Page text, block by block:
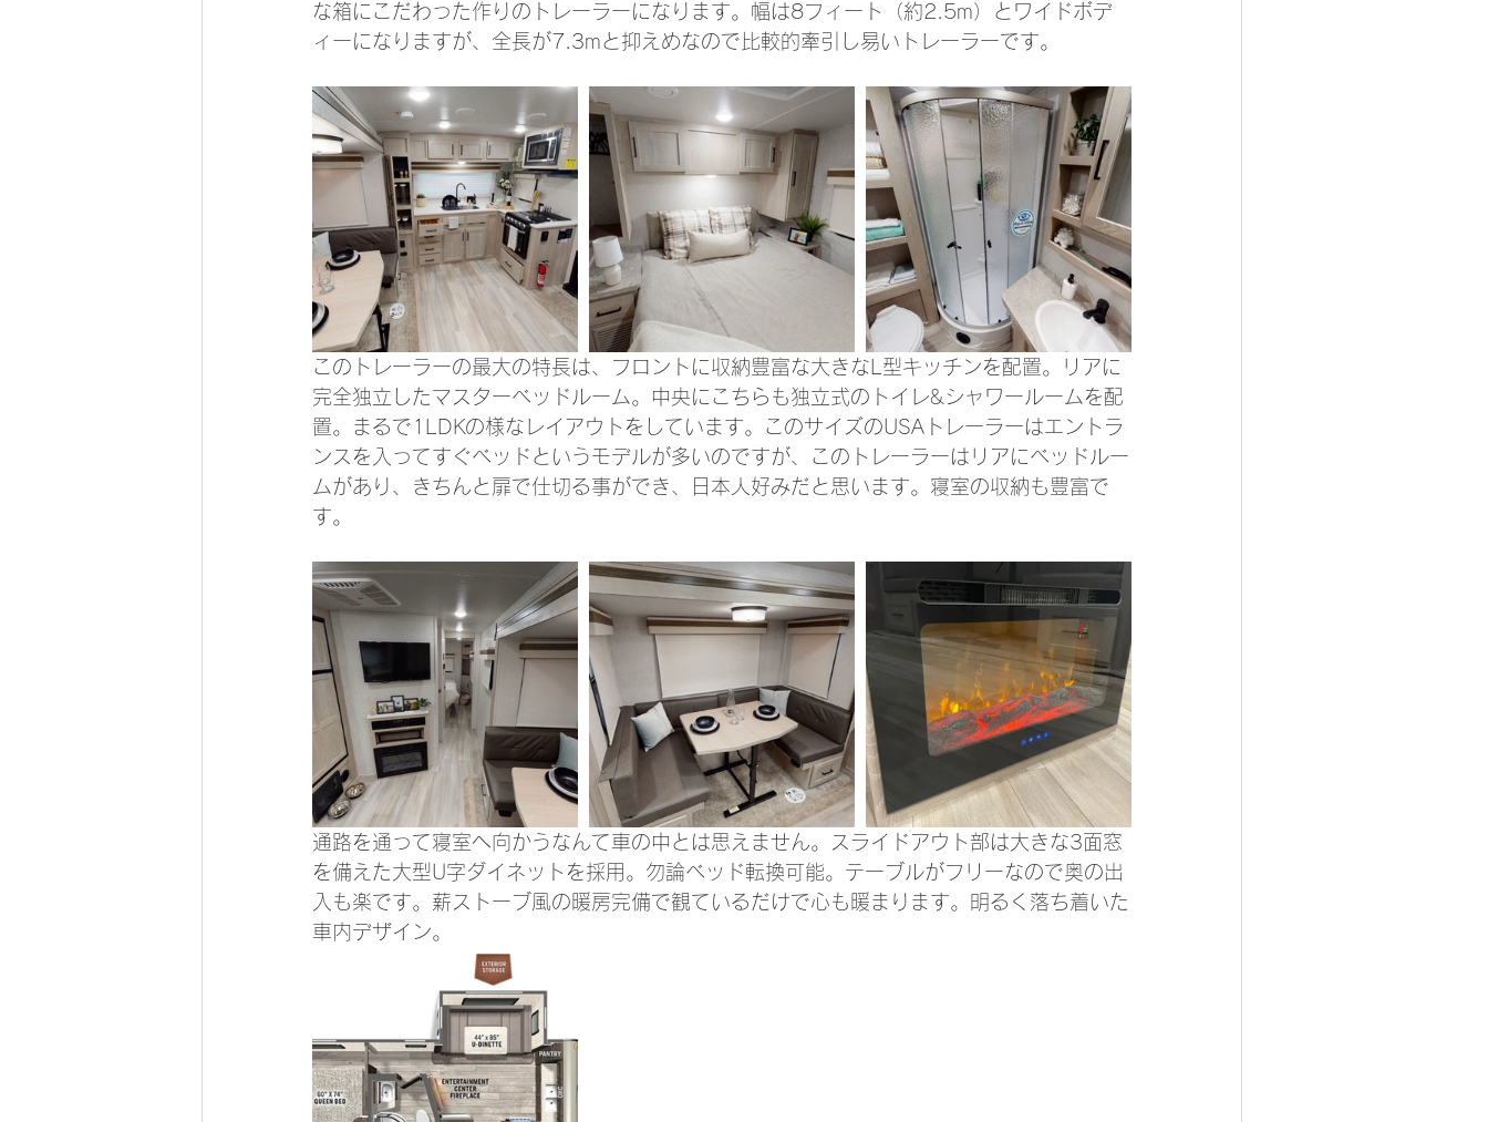
な箱にこだわった作りのトレーラーになります。幅は8フィート（約2.5m）とワイドボデ
ィーになりますが、全長が7.3mと抑えめなので比較的牽引し易いトレーラーです。
このトレーラーの最大の特長は、フロントに収納豊富な大きなL型キッチンを配置。リアに
完全独立したマスターベッドルーム。中央にこちらも独立式のトイレ&シャワールームを配
置。まるで1LDKの様なレイアウトをしています。このサイズのUSAトレーラーはエントラ
ンスを入ってすぐベッドというモデルが多いのですが、このトレーラーはリアにベッドルー
ムがあり、きちんと扉で仕切る事ができ、日本人好みだと思います。寝室の収納も豊富で
す。
通路を通って寝室へ向かうなんて車の中とは思えません。スライドアウト部は大きな3面窓
を備えた大型U字ダイネットを採用。勿論ベッド転換可能。テーブルがフリーなので奥の出
入も楽です。薪ストーブ風の暖房完備で観ているだけで心も暖まります。明るく落ち着いた
車内デザイン。